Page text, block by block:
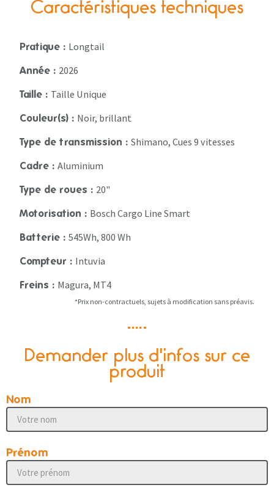
Caractéristiques techniques
Pratique : Longtail
Année : 2026
Taille : Taille Unique
Couleur(s) : Noir, brillant
Type de transmission : Shimano, Cues 9 vitesses
Cadre : Aluminium
Type de roues : 20"
Motorisation : Bosch Cargo Line Smart
Batterie : 545Wh, 800 Wh
Compteur : Intuvia
Freins : Magura, MT4
*Prix non-contractuels, sujets à modification sans préavis.
Demander plus d'infos sur ce
produit
Nom
Prénom